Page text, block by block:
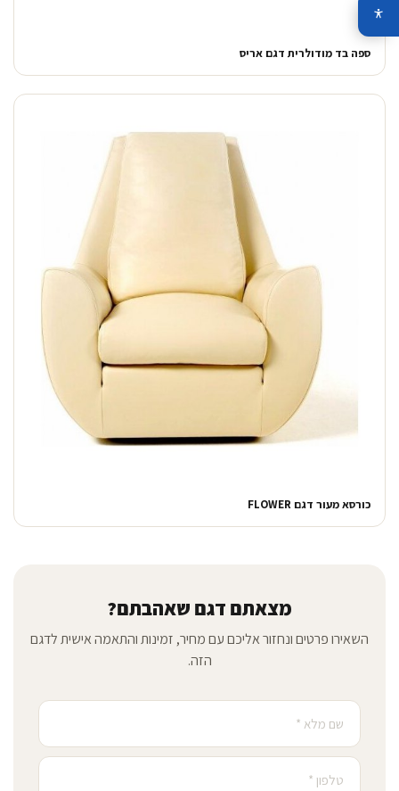
ספה בד מודולרית דגם אריס
כורסא מעור דגם FLOWER
מצאתם דגם שאהבתם?
השאירו פרטים ונחזור אליכם עם מחיר, זמינות והתאמה אישית לדגם
הזה.